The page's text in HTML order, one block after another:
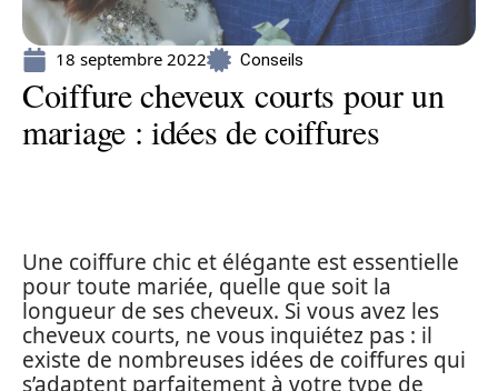
18 septembre 2022 Conseils
Coiffure cheveux courts pour un
mariage : idées de coiffures
Une coiffure chic et élégante est essentielle
pour toute mariée, quelle que soit la
longueur de ses cheveux. Si vous avez les
cheveux courts, ne vous inquiétez pas : il
existe de nombreuses idées de coiffures qui
s’adaptent parfaitement à votre type de